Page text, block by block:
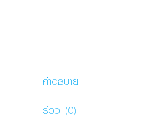
คำอธิบาย
รีวิว (0)